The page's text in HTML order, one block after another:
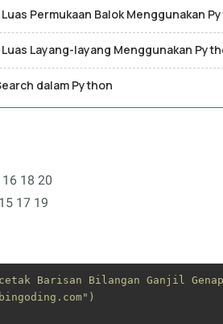
Permukaan Balok Menggunakan
Layang-layang Menggunakan
dalam Python
18 20
17 19
Barisan Bilangan Ganjil